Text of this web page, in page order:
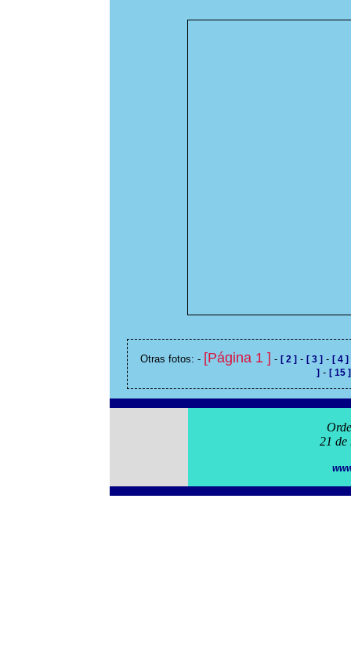
Otras fotos: - [Página 1 ] - [ 2 ]- [ 3 ]- [ 4 ]
] - [ 15 ]
21 de